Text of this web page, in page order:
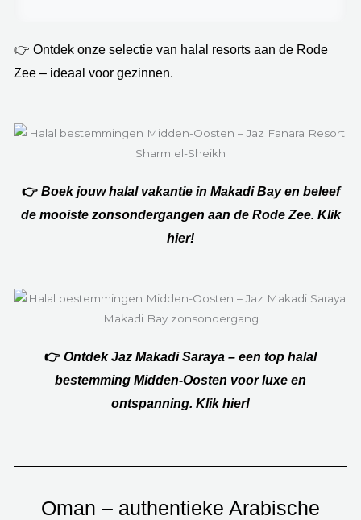
👉 Ontdek onze selectie van halal resorts aan de Rode
Zee – ideaal voor gezinnen.
👉 Boek jouw halal vakantie in Makadi Bay en beleef
de mooiste zonsondergangen aan de Rode Zee. Klik
hier!
👉 Ontdek Jaz Makadi Saraya – een top halal
bestemming Midden-Oosten voor luxe en
ontspanning. Klik hier!
Oman – authentieke Arabische